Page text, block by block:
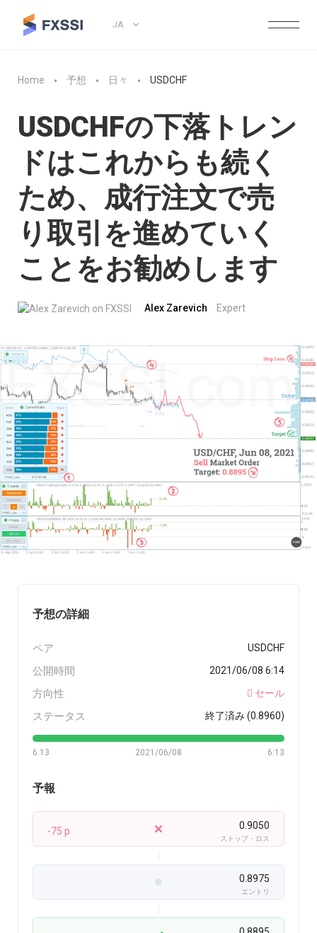
JA
Home 予想 日々 USDCHF
USDCHFの下落トレン
ドはこれからも続く
ため、成行注文で売
り取引を進めていく
ことをお勧めします
Alex Zarevich Expert
予想の詳細
ペア USDCHF
公開時間 2021/06/08 6:14
方向性 セール
ステータス 終了済み (0.8960)
6:13 6:13
2021/06/08
予報
-75 p 0.9050
ストップ・ロス
0.8975
エントリ